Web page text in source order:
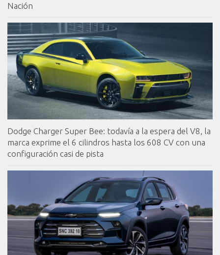
Nación
Dodge Charger Super Bee: todavía a la espera del V8, la
marca exprime el 6 cilindros hasta los 608 CV con una
configuración casi de pista